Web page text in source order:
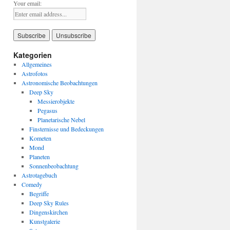
Your email:
Kategorien
Allgemeines
Astrofotos
Astronomische Beobachtungen
Deep Sky
Messierobjekte
Pegasus
Planetarische Nebel
Finsternisse und Bedeckungen
Kometen
Mond
Planeten
Sonnenbeobachtung
Astrotagebuch
Comedy
Begriffe
Deep Sky Rules
Dingenskirchen
Kunstgalerie